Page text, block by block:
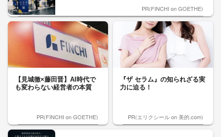
PR(FINCHI on GOETHE)
【見城徹×藤田晋】AI時代で
も変わらない経営者の本質
PR(FINCHI on GOETHE)
『ザ セラム』の知られざる実
力に迫る！
PR(エリクシール on 美的.com)